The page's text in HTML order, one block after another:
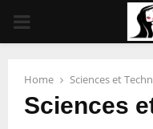
PRIMARY
Home Sciences et
Sciences